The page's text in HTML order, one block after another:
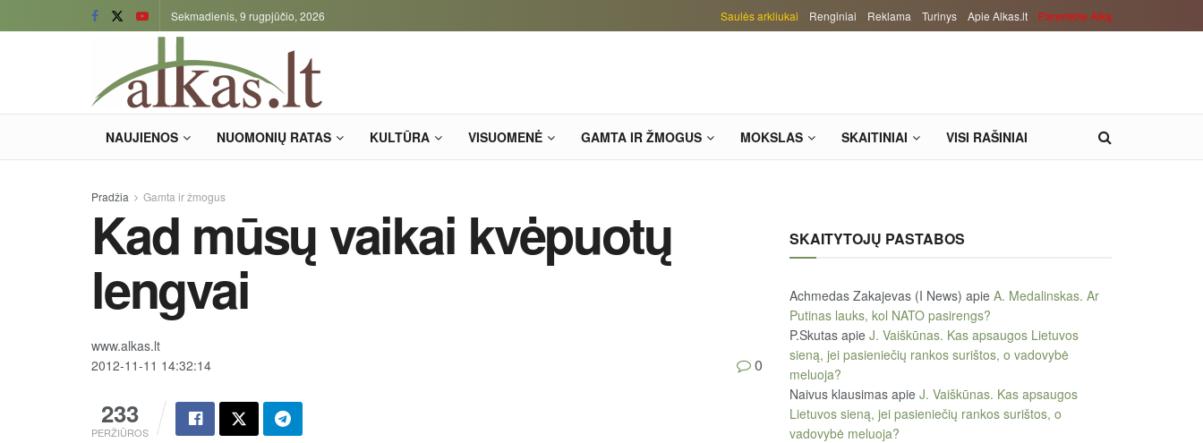
Sekmadienis, 9 rugpjūčio, 2026 Saulės arkliukai Renginiai Reklama Turinys Apie Alkas.lt Paremkite Alką
NAUJIENOS NUOMONIŲ RATAS KULTŪRA VISUOMENĖ GAMTA IR ŽMOGUS MOKSLAS SKAITINIAI VISI RAŠINIAI
Pradžia Gamta ir žmogus
Kad mūsų vaikai kvėpuotų
lengvai
www.alkas.lt
2012-11-11 14:32:14
233
PERŽIŪROS
0
SKAITYTOJŲ PASTABOS
Achmedas Zakajevas (I News) apie A. Medalinskas. Ar
Putinas lauks, kol NATO pasirengs?
P.Skutas apie J. Vaiškūnas. Kas apsaugos Lietuvos
sieną, jei pasieniečių rankos surištos, o vadovybė
meluoja?
Naivus klausimas apie J. Vaiškūnas. Kas apsaugos
Lietuvos sieną, jei pasieniečių rankos surištos, o
vadovybė meluoja?